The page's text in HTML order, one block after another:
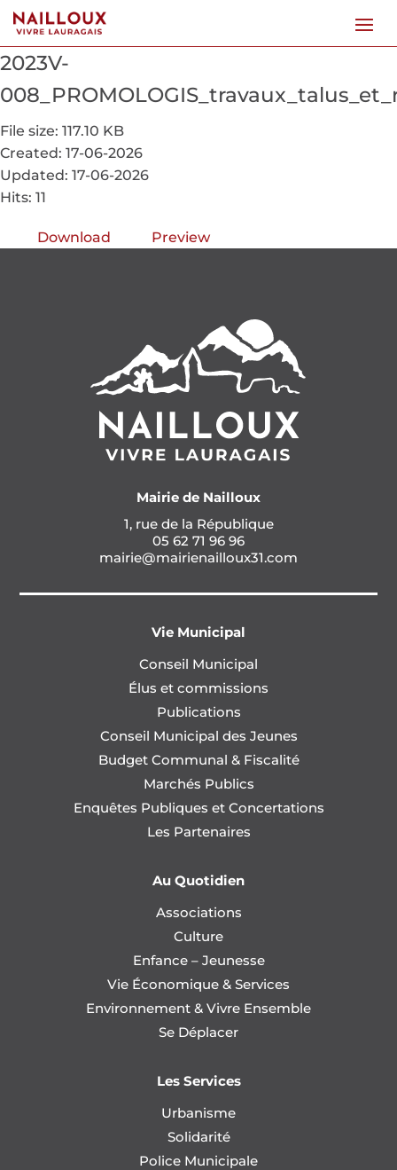
2023V-
File size: 117.10 KB
Created: 17-06-2026
Updated: 17-06-2026
Hits: 11
Download Preview
Mairie de Nailloux
1, rue de la République
05 62 71 96 96
mairie@mairienailloux31.com
Vie Municipal
Conseil Municipal
Élus et commissions
Publications
Conseil Municipal des Jeunes
Budget Communal & Fiscalité
Marchés Publics
Enquêtes Publiques et Concertations
Les Partenaires
Au Quotidien
Associations
Culture
Enfance – Jeunesse
Vie Économique & Services
Environnement & Vivre Ensemble
Se Déplacer
Les Services
Urbanisme
Solidarité
Police Municipale